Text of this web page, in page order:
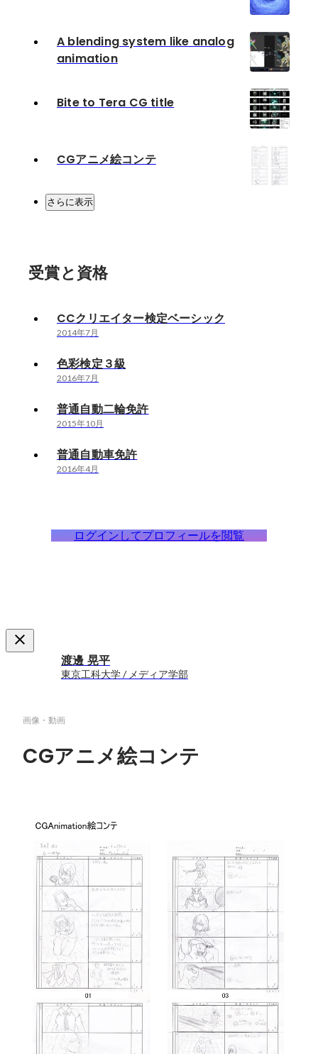
A blending system like analog
animation
Bite to Tera CG title
CGアニメ絵コンテ
さらに表示
受賞と資格
CCクリエイター検定ベーシック
2014年7月
色彩検定３級
2016年7月
普通自動二輪免許
2015年10月
普通自動車免許
2016年4月
ログインしてプロフィールを閲覧
渡邊 晃平
東京工科大学 / メディア学部
画像・動画
CGアニメ絵コンテ